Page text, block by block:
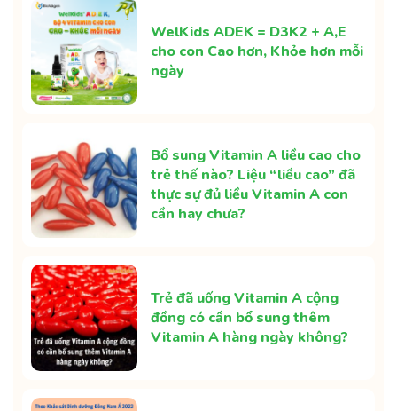
WelKids ADEK = D3K2 + A,E
cho con Cao hơn, Khỏe hơn mỗi
ngày
Bổ sung Vitamin A liều cao cho
trẻ thế nào? Liệu “liều cao” đã
thực sự đủ liều Vitamin A con
cần hay chưa?
Trẻ đã uống Vitamin A cộng
đồng có cần bổ sung thêm
Vitamin A hàng ngày không?